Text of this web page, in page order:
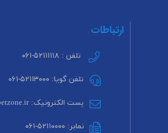
ارتباطات
تلفن : ۵۲۱۱۱۱۱۸-۰۶۱
تلفن گویا: ۵۲۱۱۳۰۰۰-۰۶۱
پست الکترونیک: info@petzone.ir
نمابر: ۵۲۱۱۰۰۰۰-۰۶۱